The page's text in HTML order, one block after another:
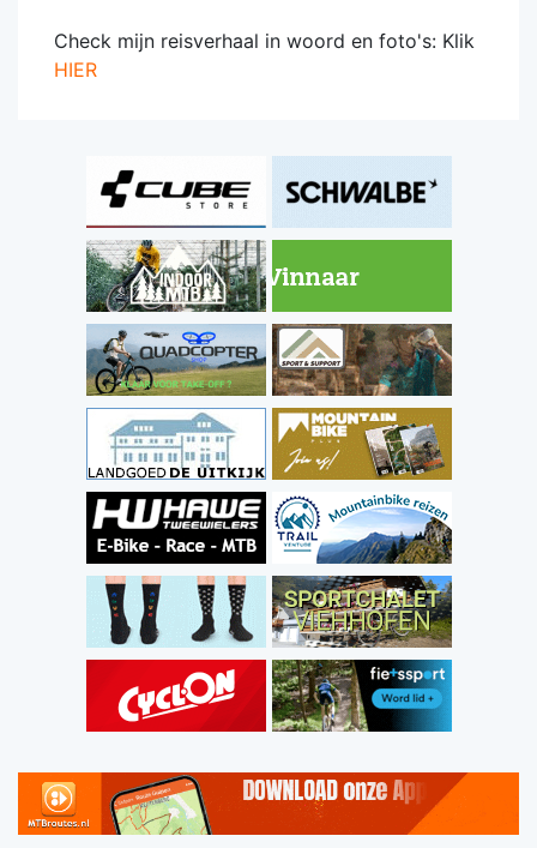
Check mijn reisverhaal in woord en foto's: Klik
HIER